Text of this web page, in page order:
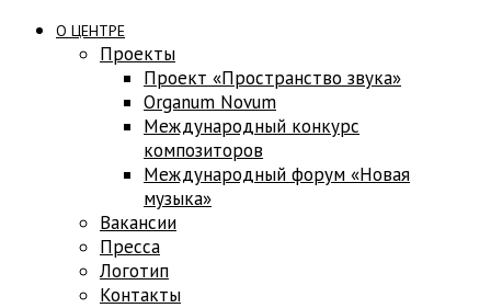
О ЦЕНТРЕ
Проекты
Проект «Пространство звука»
Оrganum Novum
Международный конкурс
композиторов
Международный форум «Новая
музыка»
Вакансии
Пресса
Логотип
Контакты